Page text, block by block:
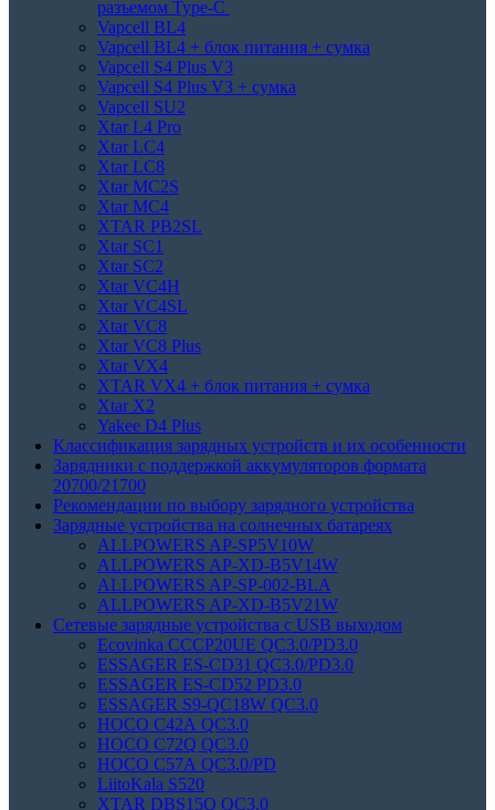
разъемом Type-C
Vapcell BL4
Vapcell BL4 + блок питания + сумка
Vapcell S4 Plus V3
Vapcell S4 Plus V3 + сумка
Vapcell SU2
Xtar L4 Pro
Xtar LC4
Xtar LC8
Xtar MC2S
Xtar MC4
XTAR PB2SL
Xtar SC1
Xtar SC2
Xtar VC4H
Xtar VC4SL
Xtar VC8
Xtar VC8 Plus
Xtar VX4
XTAR VX4 + блок питания + сумка
Xtar X2
Yakee D4 Plus
Классификация зарядных устройств и их особенности
Зарядники с поддержкой аккумуляторов формата
20700/21700
Рекомендации по выбору зарядного устройства
Зарядные устройства на солнечных батареях
ALLPOWERS AP-SP5V10W
ALLPOWERS AP-XD-B5V14W
ALLPOWERS AP-SP-002-BLA
ALLPOWERS AP-XD-B5V21W
Сетевые зарядные устройства с USB выходом
Ecovinka CCCP20UE QC3.0/PD3.0
ESSAGER ES-CD31 QC3.0/PD3.0
ESSAGER ES-CD52 PD3.0
ESSAGER S9-QC18W QC3.0
HOCO C42A QC3.0
HOCO C72Q QC3.0
HOCO C57A QC3.0/PD
LiitoKala S520
XTAR DBS15Q QC3.0